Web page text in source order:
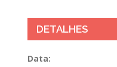
DETALHES
Data: